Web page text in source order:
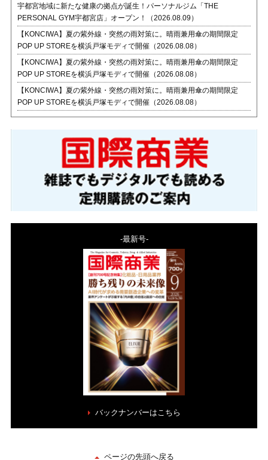
宇都宮地域に新たな健康の拠点が誕生！パーソナルジム「THE
PERSONAL GYM宇都宮店」オープン！（2026.08.09）
【KONCIWA】夏の紫外線・突然の雨対策に。晴雨兼用傘の期間限定
POP UP STOREを横浜戸塚モディで開催（2026.08.08）
【KONCIWA】夏の紫外線・突然の雨対策に。晴雨兼用傘の期間限定
POP UP STOREを横浜戸塚モディで開催（2026.08.08）
【KONCIWA】夏の紫外線・突然の雨対策に。晴雨兼用傘の期間限定
POP UP STOREを横浜戸塚モディで開催（2026.08.08）
-最新号-
バックナンバーはこちら
ページの先頭へ戻る